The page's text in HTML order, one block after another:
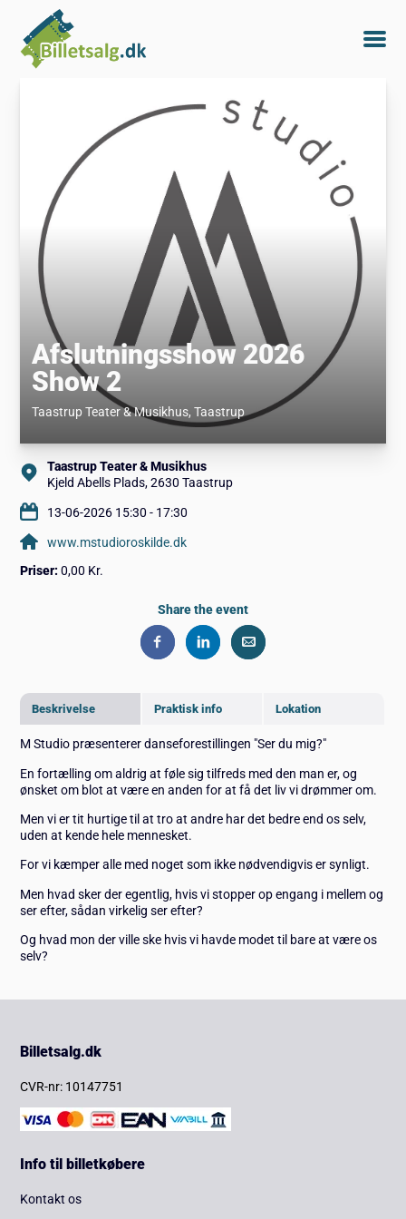
Afslutningsshow 2026
Show 2
Taastrup Teater & Musikhus, Taastrup
Beskrivelse Praktisk info Lokation
M Studio præsenterer danseforestillingen "Ser du mig?"
En fortælling om aldrig at føle sig tilfreds med den man er, og
ønsket om blot at være en anden for at få det liv vi drømmer om.
Men vi er tit hurtige til at tro at andre har det bedre end os selv,
uden at kende hele mennesket.
For vi kæmper alle med noget som ikke nødvendigvis er synligt.
Men hvad sker der egentlig, hvis vi stopper op engang i mellem og
ser efter, sådan virkelig ser efter?
Og hvad mon der ville ske hvis vi havde modet til bare at være os
selv?
Taastrup Teater & Musikhus
Kjeld Abells Plads, 2630 Taastrup
13-06-2026 15:30 - 17:30
www.mstudioroskilde.dk
Priser: 0,00 Kr.
Share the event
Billetsalg.dk
CVR-nr: 10147751
Info til billetkøbere
Kontakt os